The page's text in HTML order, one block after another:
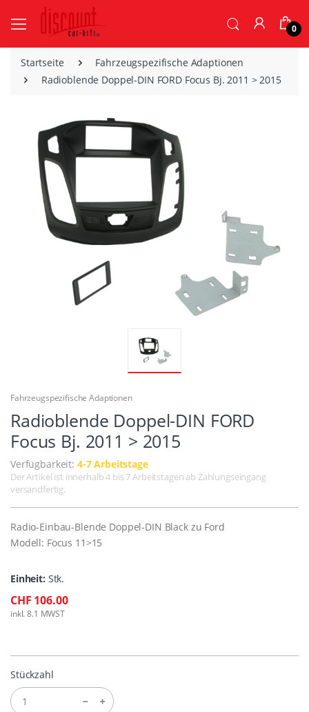
0
Startseite
Fahrzeugspezifische Adaptionen
Radioblende Doppel-DIN FORD Focus Bj. 2011 > 2015
Fahrzeugspezifische Adaptionen
Radioblende Doppel-DIN FORD
Focus Bj. 2011 > 2015
Verfügbarkeit: 4-7 Arbeitstage
Der Artikel ist innerhalb 4 bis 7 Arbeitstagen ab Zahlungseingang
versandfertig.
Radio-Einbau-Blende Doppel-DIN Black zu Ford
Modell: Focus 11>15
Einheit: Stk.
CHF 106.00
inkl. 8.1 MWST
Stückzahl